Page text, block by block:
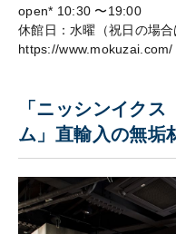
open* 10:30 〜19:00
休館日：水曜（祝日の場
https://www.mokuzai.com/
「ニッシンイク
ム」直輸入の無垢